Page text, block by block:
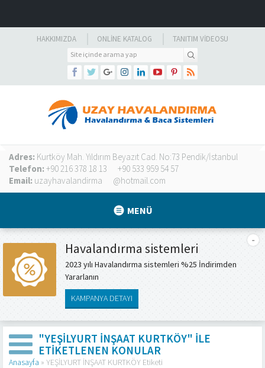
HAKKIMIZDA ONLINE KATALOG TANITIM VIDEOSU
Adres: Kurtköy Mah. Yıldırım Beyazıt Cad. No:73 Pendik/İstanbul
Telefon: +90 216 378 18 13
+90 533 959 54 57
Email: uzayhavalandirma @hotmail.com
MENÜ
Havalandırma sistemleri
2023 yılı Havalandırma sistemleri %25 İndirimden
Yararlanın
KAMPANYA DETAYI
"YEŞİLYURT İNŞAAT KURTKÖY" ILE
ETIKETLENEN KONULAR
Anasayfa » YEŞİLYURT İNŞAAT KURTKÖY Etiketi